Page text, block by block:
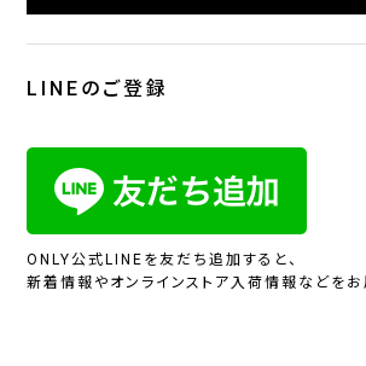
LINEのご登録
ONLY公式LINEを友だち追加すると、
新着情報やオンラインストア入荷情報などをお